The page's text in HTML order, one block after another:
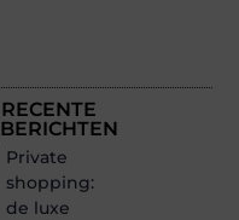
RECENTE
BERICHTEN
Private
shopping:
de luxe